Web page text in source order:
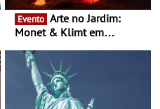
Evento
Monet & Klimt em
ao final de Setembro -
Experiência luminosa no
jardim do Museu de
Alberto Sampaio